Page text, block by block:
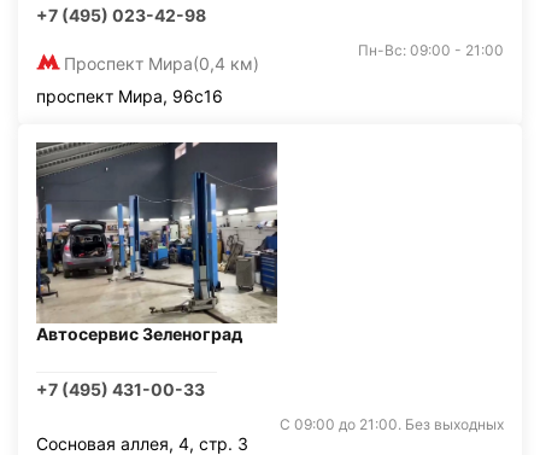
+7 (495) 023-42-98
Проспект Мира(0,4 км)
Пн-Вс: 09:00 - 21:00
проспект Мира, 96с16
Автосервис Зеленоград
+7 (495) 431-00-33
С 09:00 до 21:00. Без выходных
Сосновая аллея, 4, стр. 3